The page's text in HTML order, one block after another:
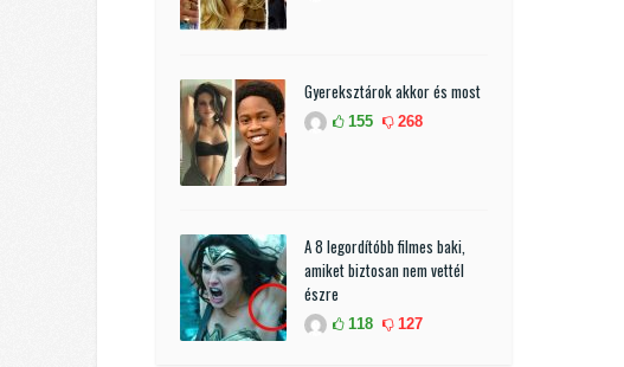
Gyereksztárok akkor és most
155 268
A 8 legordítóbb filmes baki,
amiket biztosan nem vettél
észre
118 127